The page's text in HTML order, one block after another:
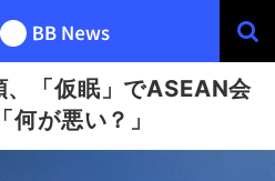
、「仮眠」でASEAN会
が悪い？」